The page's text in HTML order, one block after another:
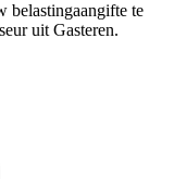
belastingaangifte te
uit Gasteren.